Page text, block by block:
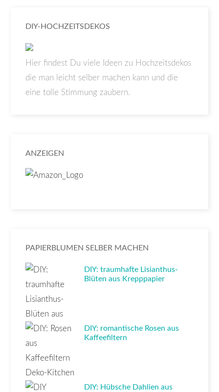
DIY-HOCHZEITSDEKOS
Hier findest Du viele Ideen zu Hochzeitsdekos
die man leicht selber machen kann und die
eine tolle Stimmung zaubern.
ANZEIGEN
PAPIERBLUMEN SELBER MACHEN
DIY: traumhafte Lisianthus-
Blüten aus Krepppapier
DIY: romantische Rosen aus
Kaffeefiltern
DIY: Hübsche Dahlien aus